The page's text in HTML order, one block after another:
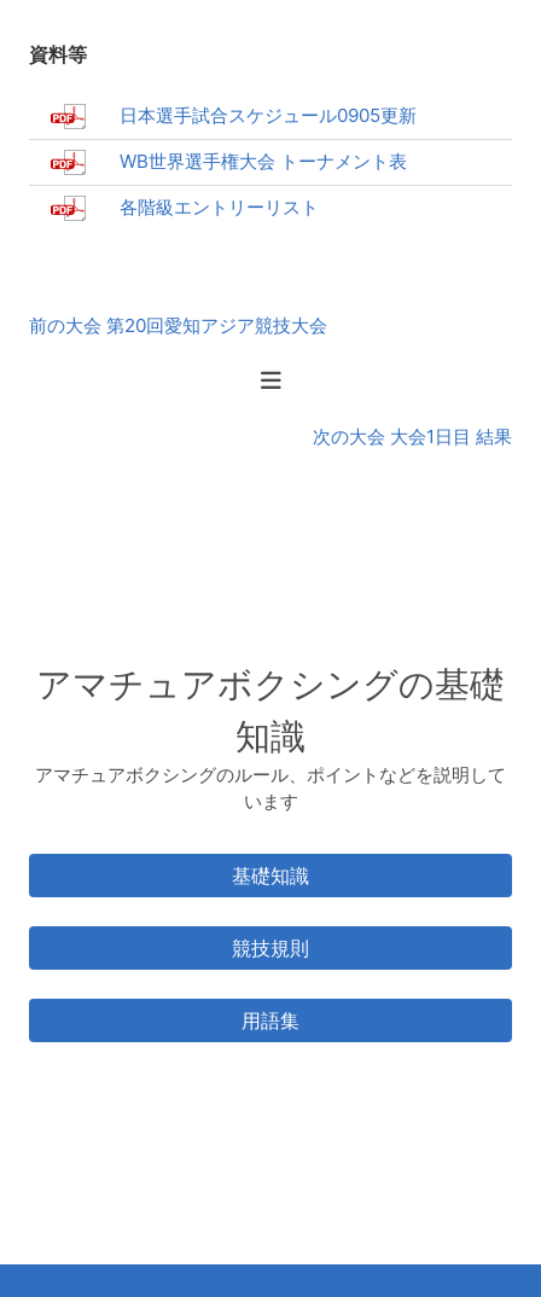
資料等
日本選手試合スケジュール0905更新
WB世界選手権大会 トーナメント表
各階級エントリーリスト
後
前の大会 第20回愛知アジア競技大会
次の大会 大会1日目 結果
アマチュアボクシングの基礎
知識
アマチュアボクシングのルール、ポイントなどを説明して
います
基礎知識
競技規則
用語集